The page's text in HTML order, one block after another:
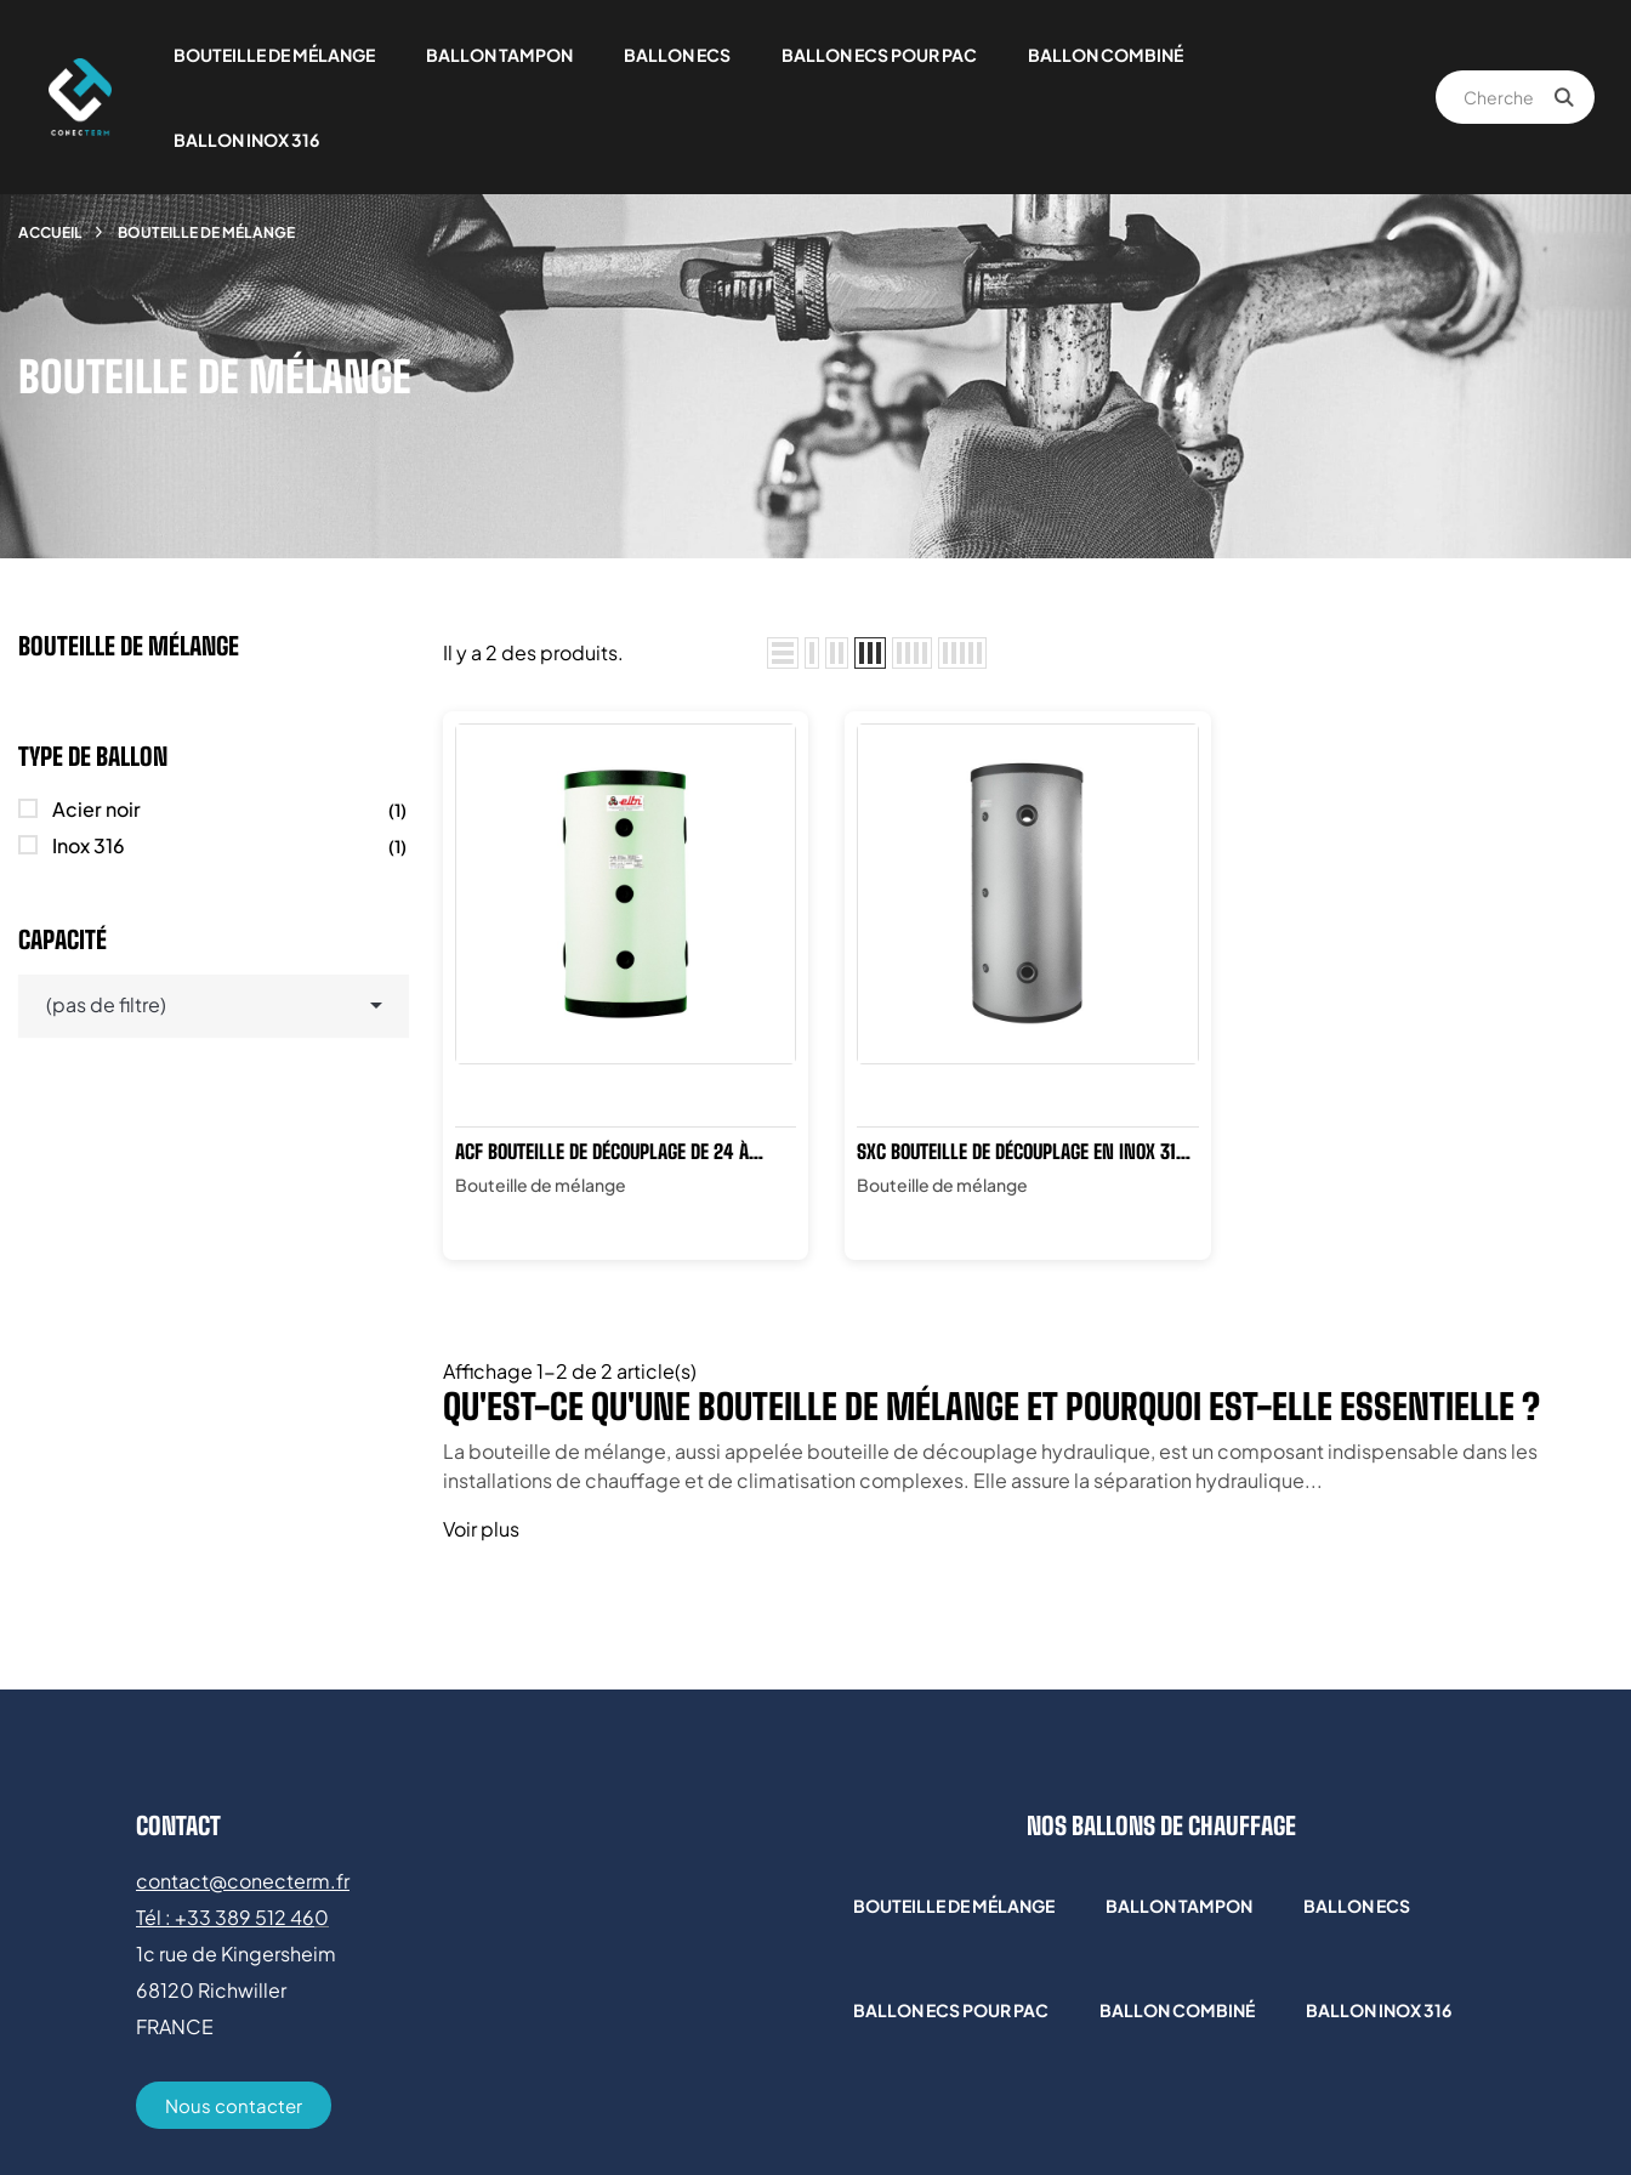
BOUTEILLE DE MÉLANGE BALLON TAMPON BALLON ECS BALLON ECS POUR PAC BALLON COMBINÉ
BALLON INOX 316
ACCUEIL BOUTEILLE DE MÉLANGE
BOUTEILLE DE MÉLANGE
BOUTEILLE DE MÉLANGE
TYPE DE BALLON
Acier noir (1)
Inox 316 (1)
CAPACITÉ
(pas de filtre) 
Il y a 2 des produits.
ACF BOUTEILLE DE DÉCOUPLAGE DE 24 À
5000L
Bouteille de mélange
SXC BOUTEILLE DE DÉCOUPLAGE EN INOX 316
DE 100 À 1000L
Bouteille de mélange
Affichage 1-2 de 2 article(s)
QU'EST-CE QU'UNE BOUTEILLE DE MÉLANGE ET POURQUOI EST-ELLE ESSENTIELLE ?
La bouteille de mélange, aussi appelée bouteille de découplage hydraulique, est un composant indispensable dans les
installations de chauffage et de climatisation complexes. Elle assure la séparation hydraulique...
Voir plus
CONTACT
contact@conecterm.fr
Tél : +33 389 512 460
1c rue de Kingersheim
68120 Richwiller
FRANCE
Nous contacter
NOS BALLONS DE CHAUFFAGE
BOUTEILLE DE MÉLANGE BALLON TAMPON BALLON ECS
BALLON ECS POUR PAC BALLON COMBINÉ BALLON INOX 316